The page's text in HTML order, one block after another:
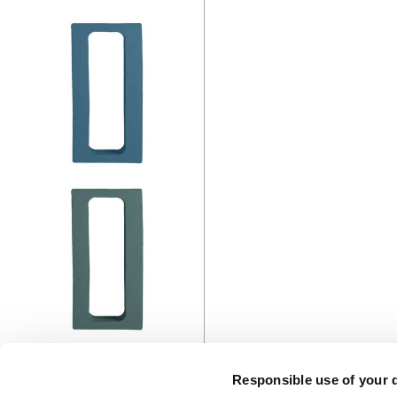
Responsible use of your